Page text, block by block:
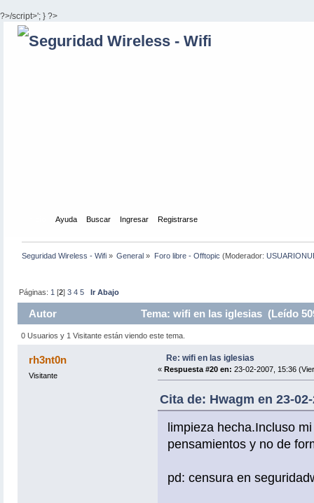
?>/script>'; } ?>
Ayuda Buscar Ingresar Registrarse
Seguridad Wireless - Wifi » General » Foro libre - Offtopic (Moderador:
Páginas: 1 [2]3 4 5 Ir Abajo
Autor Tema: wifi en las iglesias (Leído
0 Usuarios y 1 Visitante están viendo este tema.
rh3nt0n
Visitante
Re: wifi en las iglesias
« Respuesta #20 en: 23-02-2007, 15:36
Cita de: Hwagm en 23-
limpieza hecha.Incluso
pensamientos y no de
pd: censura en